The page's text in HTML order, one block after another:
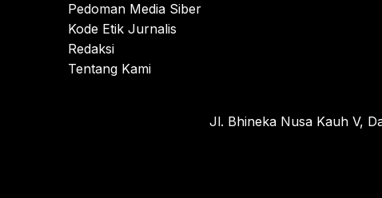
Pedoman Media Siber
Kode Etik Jurnalis
Redaksi
Tentang Kami
Jl. Bhineka Nusa Kauh V,